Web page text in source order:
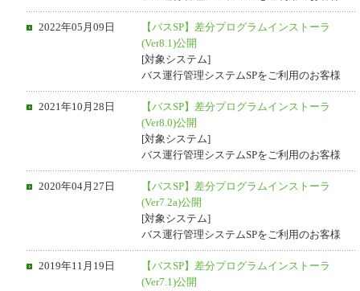
2022年05月09日
【バスSP】差分プログラムインストーラ
(Ver8.1)公開
[対象システム]
バス運行管理システムSPをご利用のお客様
2021年10月28日
【バスSP】差分プログラムインストーラ
(Ver8.0)公開
[対象システム]
バス運行管理システムSPをご利用のお客様
2020年04月27日
【バスSP】差分プログラムインストーラ
(Ver7.2a)公開
[対象システム]
バス運行管理システムSPをご利用のお客様
2019年11月19日
【バスSP】差分プログラムインストーラ
(Ver7.1)公開